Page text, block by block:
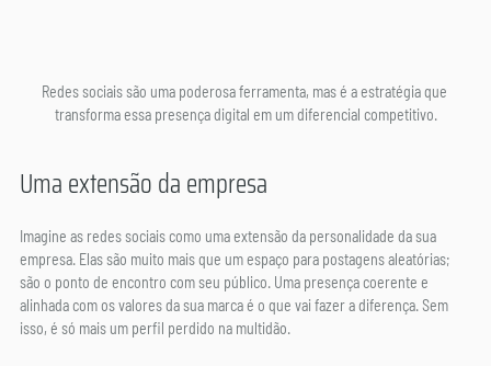
Redes sociais são uma poderosa ferramenta, mas é a estratégia que
transforma essa presença digital em um diferencial competitivo.
Uma extensão da empresa
Imagine as redes sociais como uma extensão da personalidade da sua
empresa. Elas são muito mais que um espaço para postagens aleatórias;
são o ponto de encontro com seu público. Uma presença coerente e
alinhada com os valores da sua marca é o que vai fazer a diferença. Sem
isso, é só mais um perfil perdido na multidão.